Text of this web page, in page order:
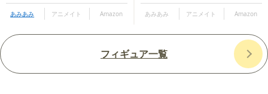
あみあみ アニメイト Amazon あみあみ アニメイト Amazon
フィギュア一覧